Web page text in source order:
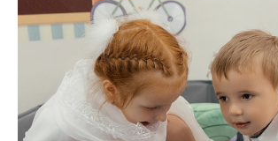
Обсудим детали, расскажем о наших
возможностях, рассчитаем бюджет.
У нас с вами получится идеальный
праздник!